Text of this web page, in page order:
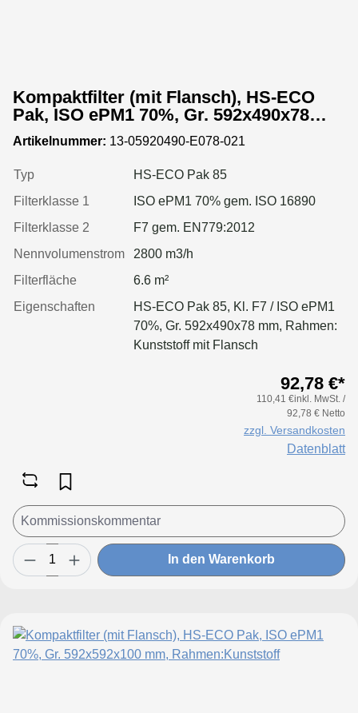
Kompaktfilter (mit Flansch), HS-ECO
Pak, ISO ePM1 70%, Gr. 592x490x78
mm, Rahmen:Kunststoff
Artikelnummer: 13-05920490-E078-021
Typ
HS-ECO Pak 85
Filterklasse 1
ISO ePM1 70% gem. ISO 16890
Filterklasse 2
F7 gem. EN779:2012
Nennvolumenstrom
2800 m3/h
Filterfläche
6.6 m²
Eigenschaften
HS-ECO Pak 85, Kl. F7 / ISO ePM1
70%, Gr. 592x490x78 mm, Rahmen:
Kunststoff mit Flansch
92,78 €*
110,41 €inkl. MwSt. /
92,78 € Netto
zzgl. Versandkosten
Datenblatt
In den Warenkorb